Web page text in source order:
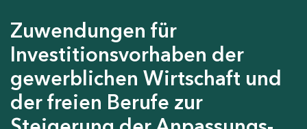
Zuwendungen für
Investitionsvorhaben der
gewerblichen Wirtschaft und
der freien Berufe zur